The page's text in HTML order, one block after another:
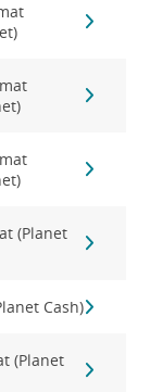
(Planet
Cash)
(Planet